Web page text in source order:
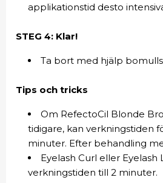
applikationstid desto
STEG 4: Klar!
Ta bort med hjälp
Tips och tricks
Om RefectoCil Blonde
tidigare, kan verkningstiden
minuter. Efter behandling
Eyelash Curl eller Eyelash
verkningstiden till 2 minuter.